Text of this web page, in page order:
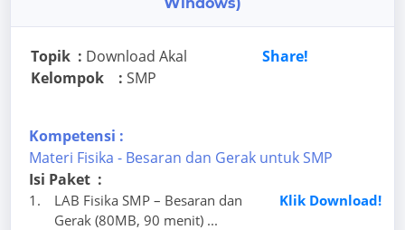
Topik : Download Akal
Kelompok :SMP
Share!
Kompetensi :
Materi Fisika - Besaran dan Gerak untuk SMP
Isi Paket :
1.
LAB Fisika SMP – Besaran dan
Gerak (80MB, 90 menit) ...
Klik Download!